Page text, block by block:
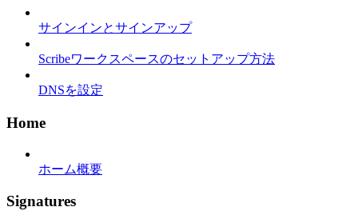
サインインとサインアップ
Scribeワークスペースのセットアップ方法
DNSを設定
Home
ホーム概要
Signatures